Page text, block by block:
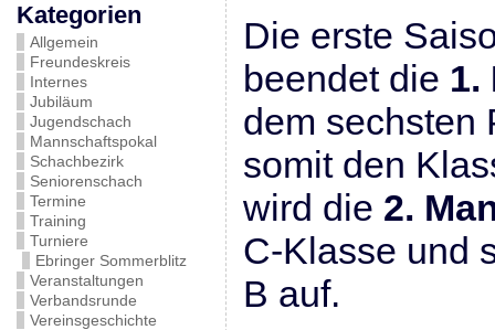
Kategorien
Allgemein
Freundeskreis
Internes
Jubiläum
Jugendschach
Mannschaftspokal
Schachbezirk
Seniorenschach
Termine
Training
Turniere
Ebringer Sommerblitz
Veranstaltungen
Verbandsrunde
Vereinsgeschichte
Die erste
beendet die 1.
dem sechsten
somit den
wird die 2.
C-Klasse und
B auf.